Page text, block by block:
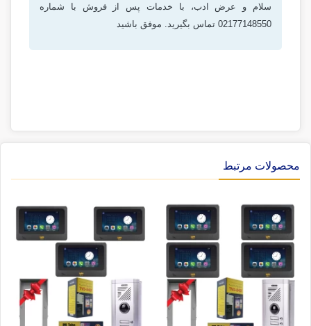
سلام و عرض ادب، با خدمات پس از فروش با شماره
02177148550 تماس بگیرید. موفق باشید
محصولات مرتبط